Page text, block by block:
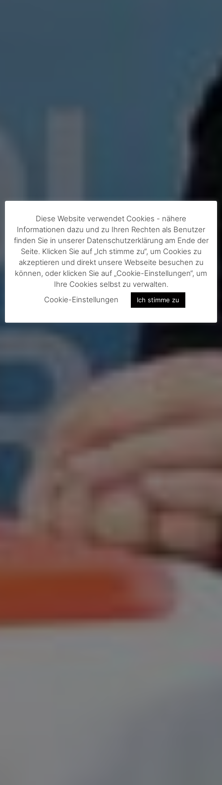
Diese Website verwendet Cookies - nähere
Informationen dazu und zu Ihren Rechten als Benutzer
finden Sie in unserer Datenschutzerklärung am Ende der
Seite. Klicken Sie auf „Ich stimme zu“, um Cookies zu
akzeptieren und direkt unsere Webseite besuchen zu
können, oder klicken Sie auf „Cookie-Einstellungen“, um
Ihre Cookies selbst zu verwalten.
Cookie-Einstellungen
Ich stimme zu